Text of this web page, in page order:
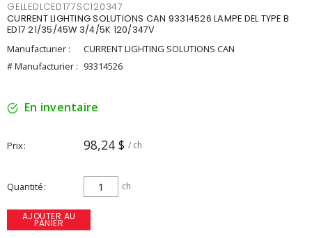
GELLEDLCED177SC120347
CURRENT LIGHTING SOLUTIONS CAN 93314526 LAMPE DEL TYPE B
ED17 21/35/45W 3/4/5K 120/347V
Manufacturier :
CURRENT LIGHTING SOLUTIONS CAN
# Manufacturier : 93314526
En inventaire
Prix 98,24 $ / ch
Quantité ch
AJOUTER AU
PANIER